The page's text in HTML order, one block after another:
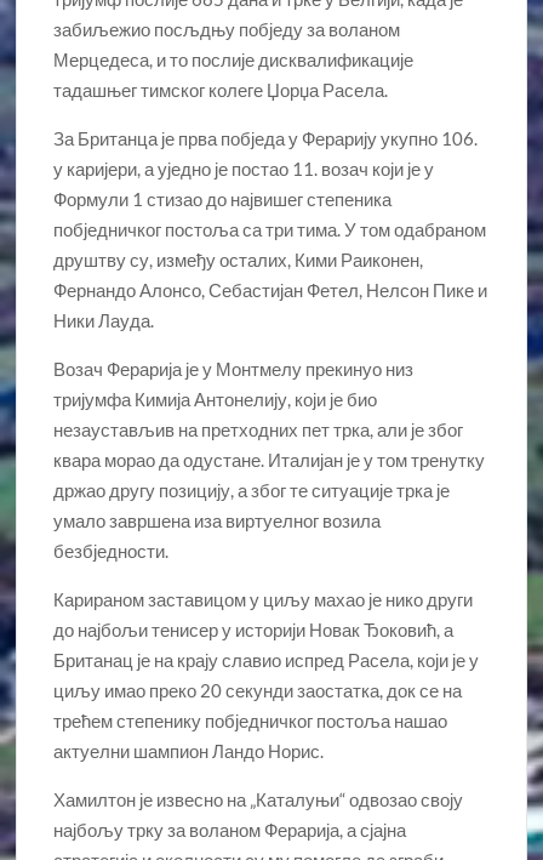
забиљежио посљдњу побједу за воланом
Мерцедеса, и то послије дисквалификације
тадашњег тимског колеге Џорџа Расела.
За Британца је прва побједа у Ферарију укупно 106.
у каријери, а уједно је постао 11. возач који је у
Формули 1 стизао до највишег степеника
побједничког постоља са три тима. У том одабраном
друштву су, између осталих, Кими Раиконен,
Фернандо Алонсо, Себастијан Фетел, Нелсон Пике и
Ники Лауда.
Возач Ферарија је у Монтмелу прекинуо низ
тријумфа Кимија Антонелију, који је био
незаустављив на претходних пет трка, али је због
квара морао да одустане. Италијан је у том тренутку
држао другу позицију, а због те ситуације трка је
умало завршена иза виртуелног возила
безбједности.
Карираном заставицом у циљу махао је нико други
до најбољи тенисер у историји Новак Ђоковић, а
Британац је на крају славио испред Расела, који је у
циљу имао преко 20 секунди заостатка, док се на
трећем степенику побједничког постоља нашао
актуелни шампион Ландо Норис.
Хамилтон је извесно на „Каталуњи“ одвозао своју
најбољу трку за воланом Ферарија, а сјајна